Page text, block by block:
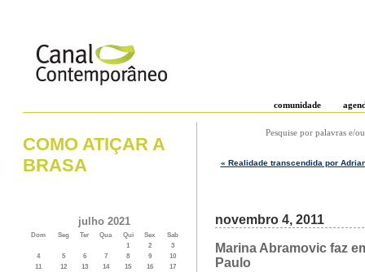
comunidade
COMO ATIÇAR A
BRASA
julho 2021
Dom Seg Ter Qua Qui Sex
Sab
1
2
3
4
5 6 7 8 9
10
11
12 13 14 15 16
17
Pesquise por palavras e/
« Realidade transcendida por
novembro 4, 2011
Marina Abramovic faz
Paulo